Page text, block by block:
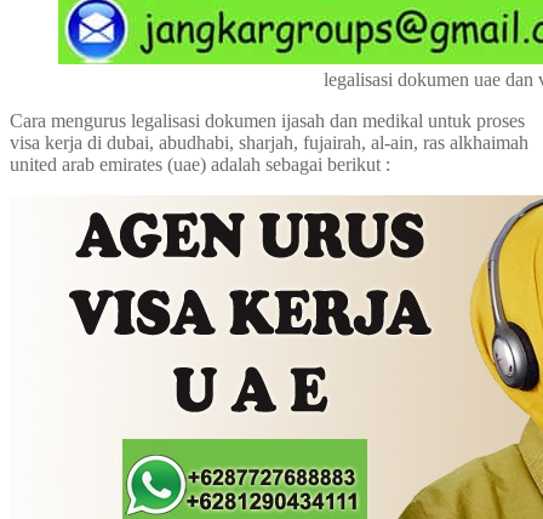
legalisasi dokumen uae dan
Cara mengurus legalisasi dokumen ijasah dan medikal untuk proses
visa kerja di dubai, abudhabi, sharjah, fujairah, al-ain, ras alkhaimah
united arab emirates (uae) adalah sebagai berikut :